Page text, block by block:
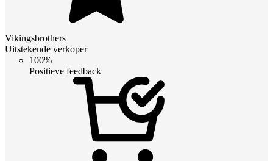
Vikingsbrothers
Uitstekende verkoper
100%
Positieve feedback